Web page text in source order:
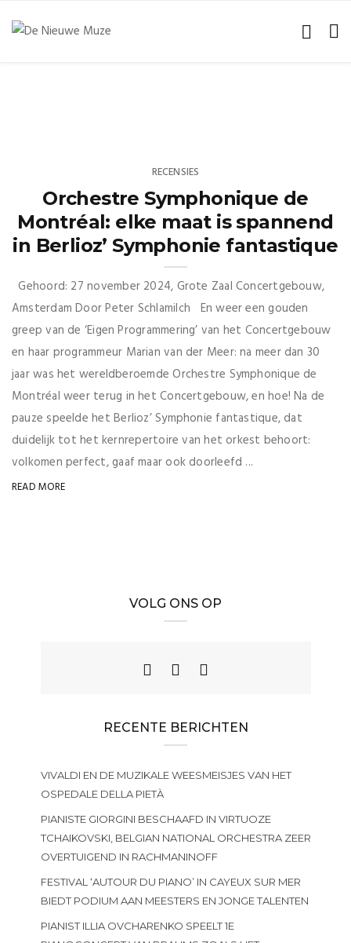
RECENSIES
Orchestre Symphonique de
Montréal: elke maat is spannend
in Berlioz’ Symphonie fantastique
Gehoord: 27 november 2024, Grote Zaal Concertgebouw,
Amsterdam Door Peter Schlamilch En weer een gouden
greep van de ‘Eigen Programmering’ van het Concertgebouw
en haar programmeur Marian van der Meer: na meer dan 30
jaar was het wereldberoemde Orchestre Symphonique de
Montréal weer terug in het Concertgebouw, en hoe! Na de
pauze speelde het Berlioz’ Symphonie fantastique, dat
duidelijk tot het kernrepertoire van het orkest behoort:
volkomen perfect, gaaf maar ook doorleefd ...
READ MORE
VOLG ONS OP
RECENTE BERICHTEN
VIVALDI EN DE MUZIKALE WEESMEISJES VAN HET
OSPEDALE DELLA PIETÀ
PIANISTE GIORGINI BESCHAAFD IN VIRTUOZE
TCHAIKOVSKI, BELGIAN NATIONAL ORCHESTRA ZEER
OVERTUIGEND IN RACHMANINOFF
FESTIVAL ‘AUTOUR DU PIANO’ IN CAYEUX SUR MER
BIEDT PODIUM AAN MEESTERS EN JONGE TALENTEN
PIANIST ILLIA OVCHARENKO SPEELT 1E